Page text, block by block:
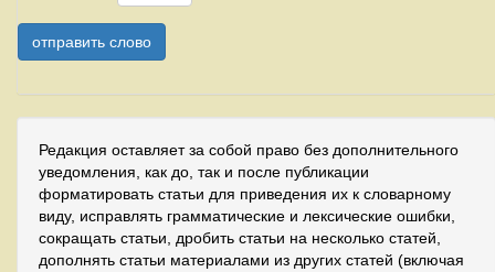
Редакция оставляет за собой право без дополнительного
уведомления, как до, так и после публикации
форматировать статьи для приведения их к словарному
виду, исправлять грамматические и лексические ошибки,
сокращать статьи, дробить статьи на несколько статей,
дополнять статьи материалами из других статей (включая